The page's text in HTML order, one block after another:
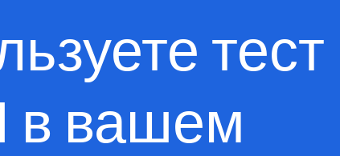
тест
в вашем